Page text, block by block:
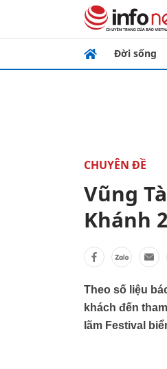
Đời sống
CHUYÊN ĐỀ
Vũng
Khánh
Theo số liệu
khách đến
lãm Festival